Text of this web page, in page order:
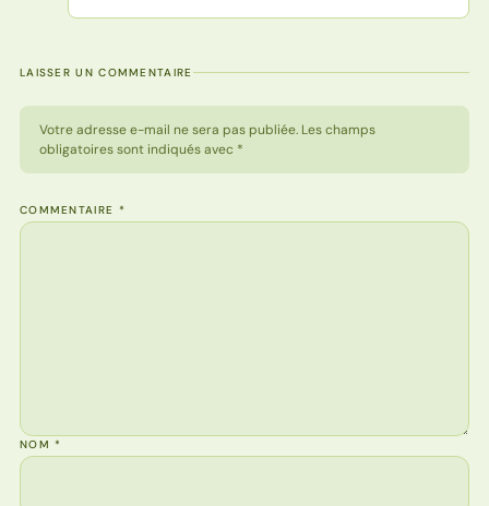
LAISSER UN COMMENTAIRE
Votre adresse e-mail ne sera pas publiée. Les champs
obligatoires sont indiqués avec *
COMMENTAIRE *
NOM*